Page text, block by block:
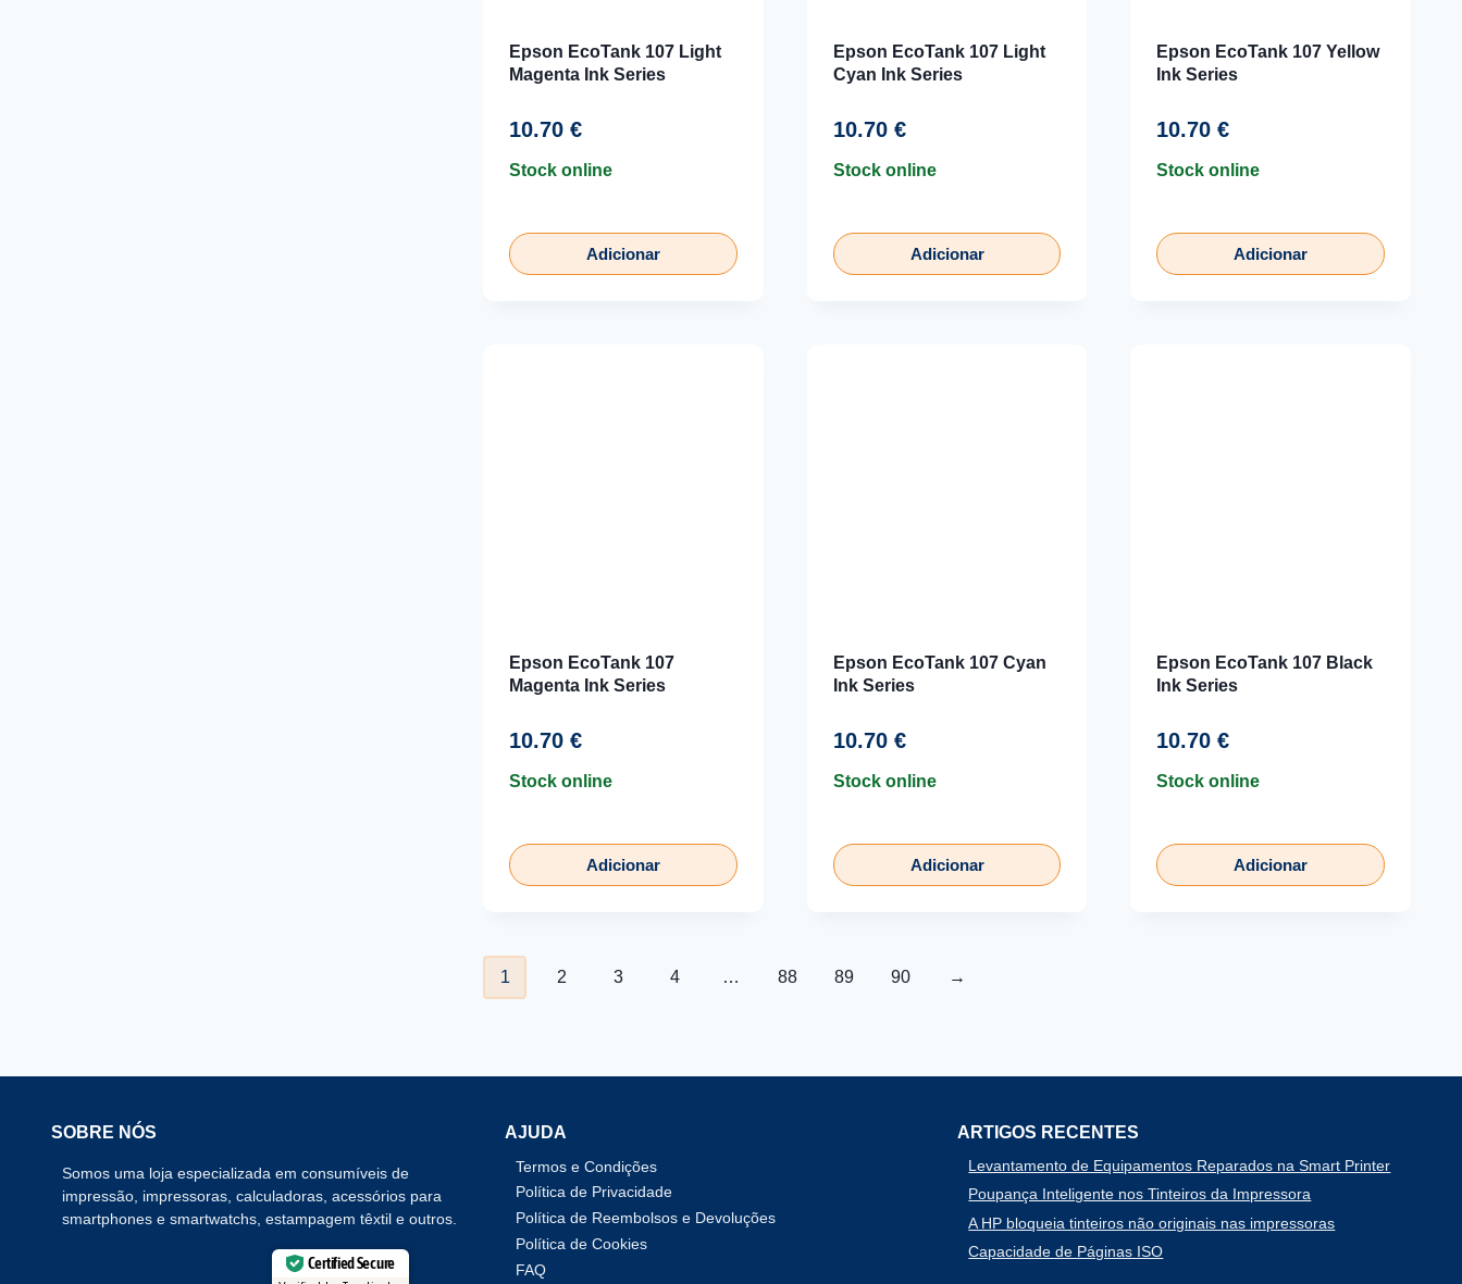
Epson EcoTank 107 Light
Magenta Ink Series
10.70€
Stock online
Adicionar
Epson EcoTank 107 Light
Cyan Ink Series
10.70 €
Stock online
Adicionar
Epson EcoTank 107 Yellow
Ink Series
10.70€
Stock online
Adicionar
Epson EcoTank 107
Magenta Ink Series
10.70€
Stock online
Adicionar
Epson EcoTank 107 Cyan
Ink Series
10.70 €
Stock online
Adicionar
Epson EcoTank 107 Black
Ink Series
10.70€
Stock online
Adicionar
1 2 3 4 … 88 89 90 →
SOBRE NÓS
Somos uma loja especializada em consumíveis de
impressão, impressoras, calculadoras, acessórios para
smartphones e smartwatchs, estampagem têxtil e outros.
Certified Secure
AJUDA
Termos e Condições
Política de Privacidade
Política de Reembolsos e Devoluções
Política de Cookies
FAQ
ARTIGOS RECENTES
Levantamento de Equipamentos Reparados na Smart Printer
Poupança Inteligente nos Tinteiros da Impressora
A HP bloqueia tinteiros não originais nas impressoras
Capacidade de Páginas ISO